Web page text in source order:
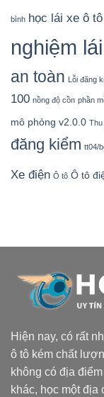
bình học lái xe ô tô
nghiệm
an toàn
Lỗi đăng
100 nồng độ cồn phần
mô phỏng v2.0.0 Thu
đăng kiểm tt04/
Xe điện Ô tô Ô tô
Hiện nay, có rất
ô tô kém chất
không có địa
khác, học một địa